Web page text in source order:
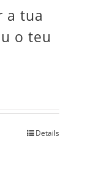
a tua
o teu
Details